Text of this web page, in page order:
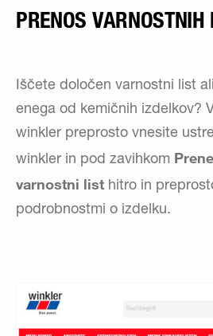
PRENOS VARNOSTNIH
Iščete določen varnostni list
enega od kemičnih izdelkov?
winkler preprosto vnesite
winkler in pod zavihkom
varnostni list hitro in
podrobnostmi o izdelku.